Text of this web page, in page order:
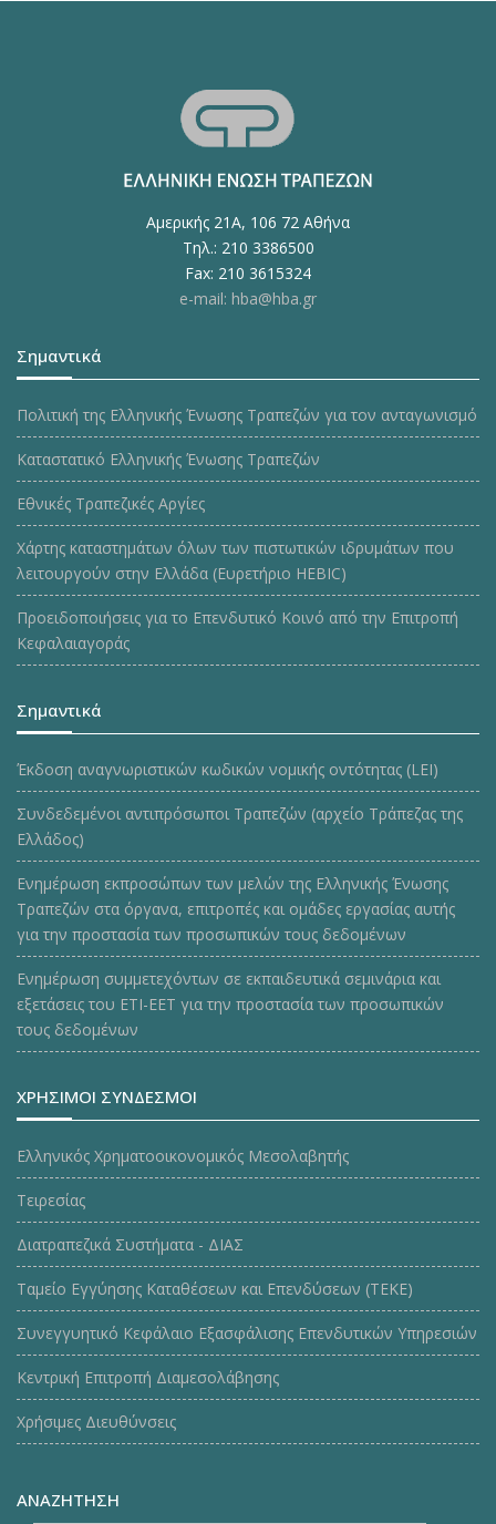
Αμερικής 21Α, 106 72 Αθήνα
Τηλ.: 210 3386500
Fax: 210 3615324
e-mail: hba@hba.gr
Σημαντικά
Πολιτική της Ελληνικής Ένωσης Τραπεζών για τον ανταγωνισμό
Καταστατικό Ελληνικής Ένωσης Τραπεζών
Εθνικές Τραπεζικές Αργίες
Χάρτης καταστημάτων όλων των πιστωτικών ιδρυμάτων που
λειτουργούν στην Ελλάδα (Ευρετήριο HEBIC)
Προειδοποιήσεις για το Επενδυτικό Κοινό από την Επιτροπή
Κεφαλαιαγοράς
Σημαντικά
Έκδοση αναγνωριστικών κωδικών νομικής οντότητας (LEI)
Συνδεδεμένοι αντιπρόσωποι Τραπεζών (αρχείο Τράπεζας της
Ελλάδος)
Ενημέρωση εκπροσώπων των μελών της Ελληνικής Ένωσης
Τραπεζών στα όργανα, επιτροπές και ομάδες εργασίας αυτής
για την προστασία των προσωπικών τους δεδομένων
Ενημέρωση συμμετεχόντων σε εκπαιδευτικά σεμινάρια και
εξετάσεις του ΕΤΙ-ΕΕΤ για την προστασία των προσωπικών
τους δεδομένων
ΧΡΗΣΙΜΟΙ ΣΥΝΔΕΣΜΟΙ
Ελληνικός Χρηματοοικονομικός Μεσολαβητής
Τειρεσίας
Διατραπεζικά Συστήματα - ΔΙΑΣ
Ταμείο Εγγύησης Καταθέσεων και Επενδύσεων (ΤΕΚE)
Συνεγγυητικό Κεφάλαιο Εξασφάλισης Επενδυτικών Υπηρεσιών
Κεντρική Επιτροπή Διαμεσολάβησης
Χρήσιμες Διευθύνσεις
ΑΝΑΖΗΤΗΣΗ